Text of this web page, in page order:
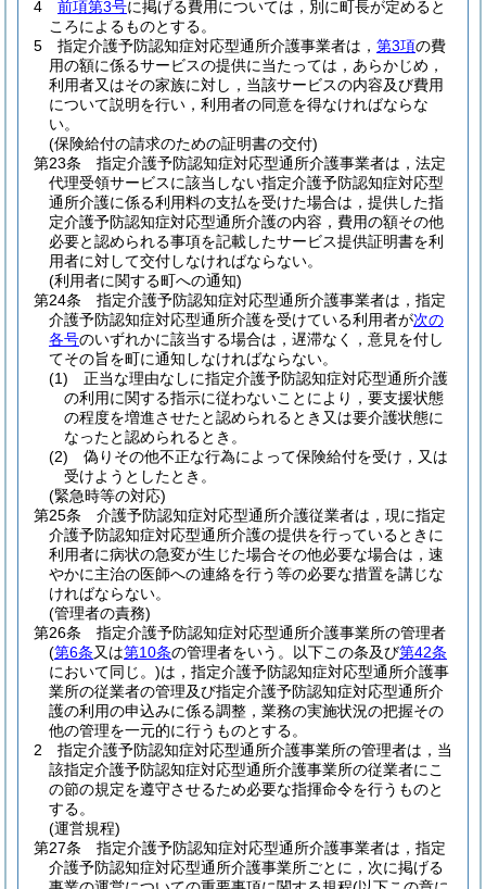
4
前項第3号に掲げる費用については，別に町長が定めると
ころによるものとする。
5
指定介護予防認知症対応型通所介護事業者は， 第3項の費
用の額に係るサービスの提供に当たっては，あらかじめ，
利用者又はその家族に対し，当該サービスの内容及び費用
について説明を行い，利用者の同意を得なければならな
い。
(保険給付の請求のための証明書の交付)
第23条
指定介護予防認知症対応型通所介護事業者は，法定
代理受領サービスに該当しない指定介護予防認知症対応型
通所介護に係る利用料の支払を受けた場合は，提供した指
定介護予防認知症対応型通所介護の内容，費用の額その他
必要と認められる事項を記載したサービス提供証明書を利
用者に対して交付しなければならない。
(利用者に関する町への通知)
第24条
指定介護予防認知症対応型通所介護事業者は，指定
介護予防認知症対応型通所介護を受けている利用者が次の
各号のいずれかに該当する場合は，遅滞なく，意見を付し
てその旨を町に通知しなければならない。
(1)
正当な理由なしに指定介護予防認知症対応型通所介護
の利用に関する指示に従わないことにより，要支援状態
の程度を増進させたと認められるとき又は要介護状態に
なったと認められるとき。
(2)
偽りその他不正な行為によって保険給付を受け，又は
受けようとしたとき。
(緊急時等の対応)
第25条
介護予防認知症対応型通所介護従業者は，現に指定
介護予防認知症対応型通所介護の提供を行っているときに
利用者に病状の急変が生じた場合その他必要な場合は，速
やかに主治の医師への連絡を行う等の必要な措置を講じな
ければならない。
(管理者の責務)
第26条
指定介護予防認知症対応型通所介護事業所の管理者
(第6条又は第10条の管理者をいう。以下この条及び第42条
において同じ。)は，指定介護予防認知症対応型通所介護事
業所の従業者の管理及び指定介護予防認知症対応型通所介
護の利用の申込みに係る調整，業務の実施状況の把握その
他の管理を一元的に行うものとする。
2
指定介護予防認知症対応型通所介護事業所の管理者は，当
該指定介護予防認知症対応型通所介護事業所の従業者にこ
の節の規定を遵守させるため必要な指揮命令を行うものと
する。
(運営規程)
第27条
指定介護予防認知症対応型通所介護事業者は，指定
介護予防認知症対応型通所介護事業所ごとに，次に掲げる